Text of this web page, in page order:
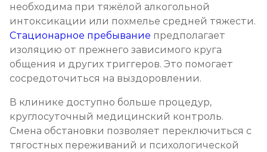
необходима при тяжёлой алкогольной
интоксикации или похмелье средней тяжести.
Стационарное пребывание предполагает
изоляцию от прежнего зависимого круга
общения и других триггеров. Это помогает
сосредоточиться на выздоровлении.
В клинике доступно больше процедур,
круглосуточный медицинский контроль.
Смена обстановки позволяет переключиться с
тягостных переживаний и психологической